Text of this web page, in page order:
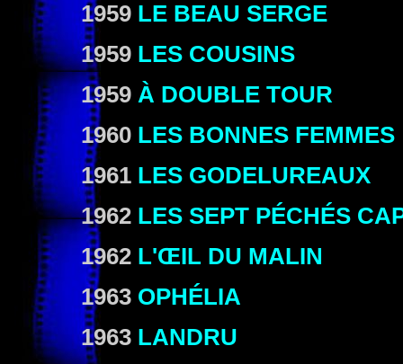
1959 LE BEAU SERGE
1959 LES COUSINS
1959 À DOUBLE TOUR
1960 LES BONNES FEMMES
1961 LES GODELUREAUX
1962 LES SEPT PÉCHÉS
1962 L'ŒIL DU MALIN
1963 OPHÉLIA
1963 LANDRU